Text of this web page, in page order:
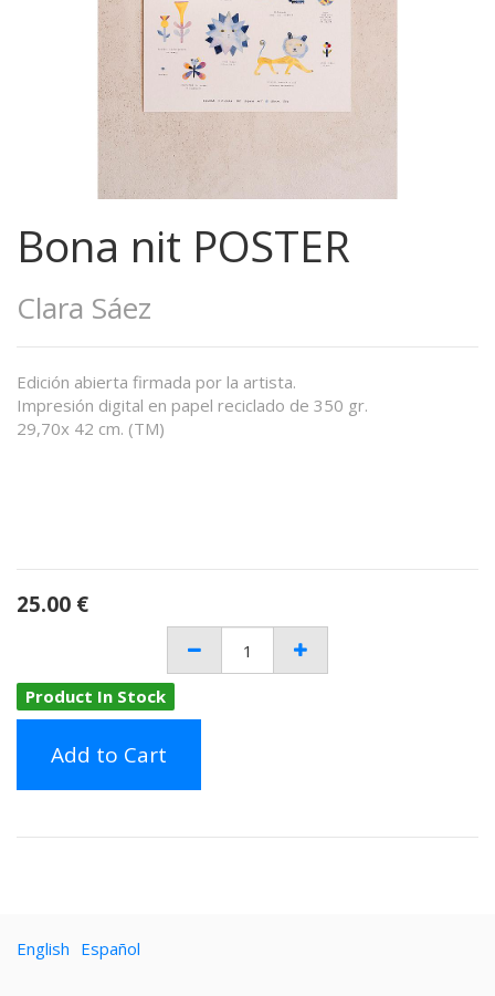
Bona nit POSTER
Clara Sáez
Edición abierta firmada por la artista.
Impresión digital en papel reciclado de 350 gr.
29,70x 42 cm. (TM)
25.00 €
Product In Stock
Add to Cart
English Español